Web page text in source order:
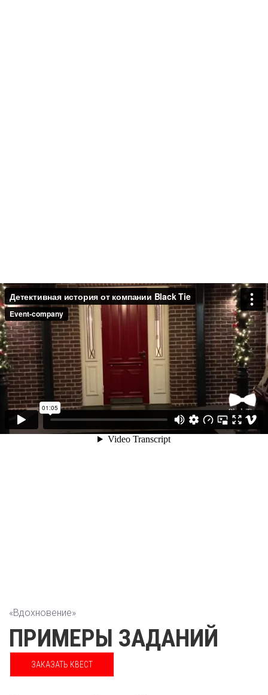
СТРАННАЯ ВСЁ-
ТАКИ ВЕЩЬ —
ИНТУИЦИЯ,
И ОТМАХНУТЬСЯ
ОТ НЕЁ НЕЛЬЗЯ,
«Вдохновение»
ПРИМЕРЫ ЗАДАНИЙ
ЗАКАЗАТЬ КВЕСТ